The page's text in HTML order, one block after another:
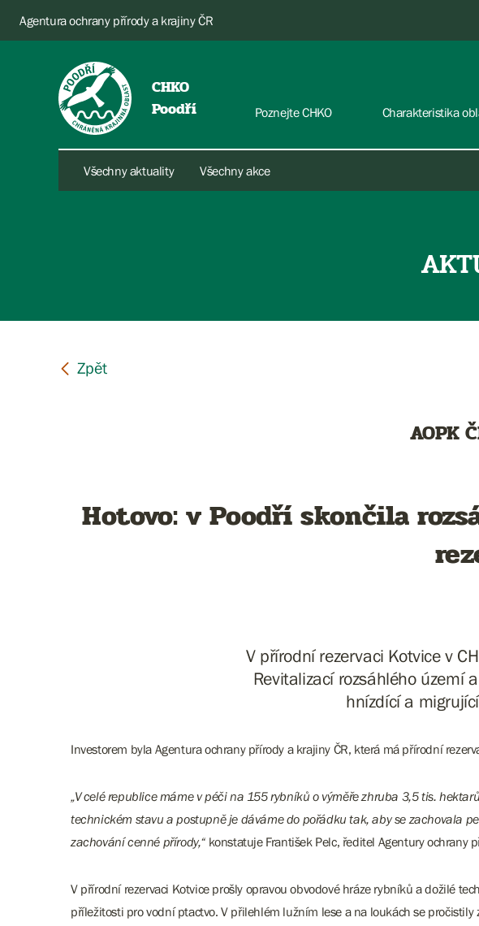
Agentura ochrany přírody a krajiny ČR
CHKO
Poodří
Poznejte CHKO Charakteristika
Všechny aktuality Všechny akce
AOPK
Hotovo: v Poodří skončila
V přírodní rezervaci Kotvice v
Revitalizací rozsáhlého území
hnízdící a
Investorem byla Agentura ochrany přírody a krajiny ČR, která má přírodní
„V celé republice máme v péči na 155 rybníků o výměře zhruba 3,5 tis.
technickém stavu a postupně je dáváme do pořádku tak, aby se zachovala
zachování cenné přírody,“ konstatuje František Pelc, ředitel Agentury ochrany
V přírodní rezervaci Kotvice prošly opravou obvodové hráze rybníků a dožilé
příležitosti pro vodní ptactvo. V přilehlém lužním lese a na loukách se